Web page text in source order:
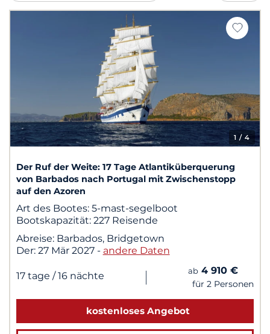
1 / 4
Der Ruf der Weite: 17 Tage Atlantiküberquerung
von Barbados nach Portugal mit Zwischenstopp
auf den Azoren
Art des Bootes: 5-mast-segelboot
Bootskapazität: 227 Reisende
Abreise: Barbados, Bridgetown
Der: 27 Mär 2027 - andere Daten
17 tage / 16 nächte | ab 4 910 €
für 2 Personen
kostenloses Angebot